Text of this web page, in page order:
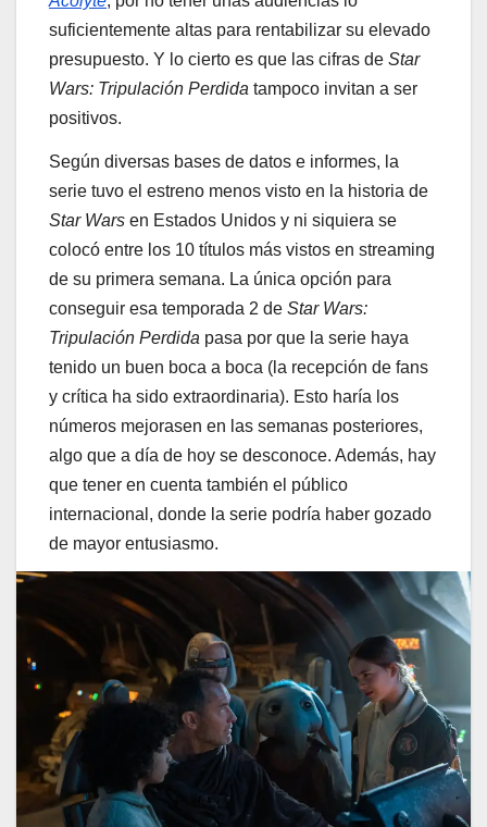
suficientemente altas para rentabilizar su elevado
presupuesto. Y lo cierto es que las cifras de Star
Wars: Tripulación Perdida tampoco invitan a ser
positivos.
Según diversas bases de datos e informes, la
serie tuvo el estreno menos visto en la historia de
Star Wars en Estados Unidos y ni siquiera se
colocó entre los 10 títulos más vistos en streaming
de su primera semana. La única opción para
conseguir esa temporada 2 de Star Wars:
Tripulación Perdida pasa por que la serie haya
tenido un buen boca a boca (la recepción de fans
y crítica ha sido extraordinaria). Esto haría los
números mejorasen en las semanas posteriores,
algo que a día de hoy se desconoce. Además, hay
que tener en cuenta también el público
internacional, donde la serie podría haber gozado
de mayor entusiasmo.